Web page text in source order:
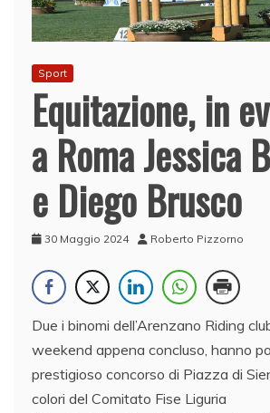
Sport
Equitazione, in
a Roma Jessica
e Diego Brusco
30 Maggio 2024 Roberto Pizzorno
Due i binomi dell’Arenzano Riding
weekend appena concluso, hanno
prestigioso concorso di Piazza di
colori del Comitato Fise Liguria